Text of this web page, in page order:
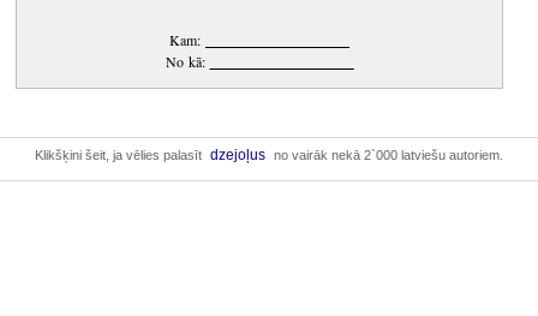
Kam:
No kā:
Klikšķini šeit, ja vēlies palasīt dzejoļus no vairāk nekā 2`000 latviešu autoriem.